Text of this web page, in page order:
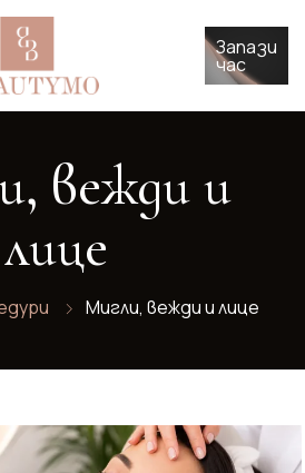
Запази
час
вежди и
лице
Мигли, вежди и лице